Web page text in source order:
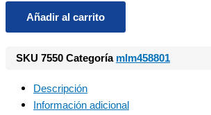
Añadir al carrito
SKU 7550 Categoría mlm458801
Descripción
Información adicional